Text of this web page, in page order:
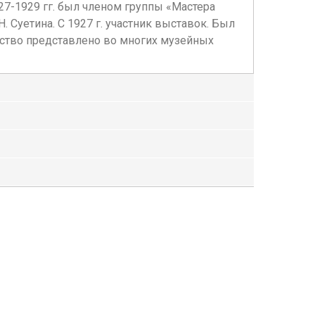
1929 гг. был членом группы «Мастера
Суетина. С 1927 г. участник выставок. Был
представлено во многих музейных